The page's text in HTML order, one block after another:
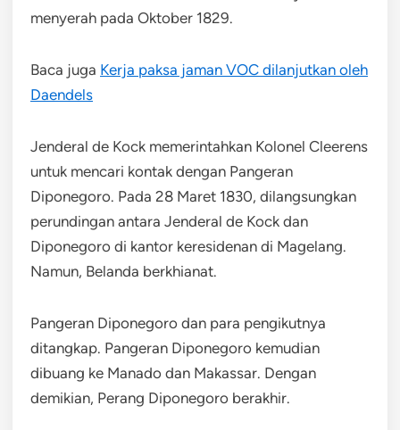
menyerah pada Oktober 1829.
Baca juga Kerja paksa jaman VOC dilanjutkan oleh
Daendels
Jenderal de Kock memerintahkan Kolonel Cleerens
untuk mencari kontak dengan Pangeran
Diponegoro. Pada 28 Maret 1830, dilangsungkan
perundingan antara Jenderal de Kock dan
Diponegoro di kantor keresidenan di Magelang.
Namun, Belanda berkhianat.
Pangeran Diponegoro dan para pengikutnya
ditangkap. Pangeran Diponegoro kemudian
dibuang ke Manado dan Makassar. Dengan
demikian, Perang Diponegoro berakhir.